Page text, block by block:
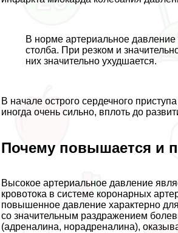
В норме артериальное
столба. При резком и
них значительно ухудшается.
В начале острого сердечного
иногда очень сильно, вплоть до
Почему повышается и
Высокое артериальное давление
кровотока в системе коронарных
повышенное давление хаpaктерно
со значительным раздражением
(адреналина, норадреналина),